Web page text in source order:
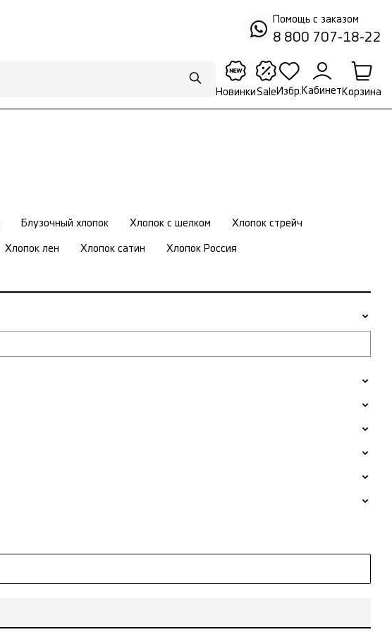
Помощь с заказом
8 800 707-18-22
НовинкиSale Избр. Кабинет Корзина
Блузочный хлопок Хлопок с шелком Хлопок стрейч
Хлопок лен Хлопок сатин Хлопок Россия